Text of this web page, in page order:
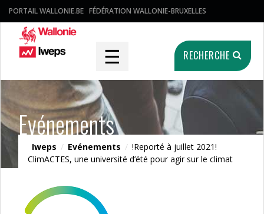
PORTAIL WALLONIE.BE FÉDÉRATION WALLONIE-BRUXELLES
☰ RECHERCHE
Evénements
Iweps / Evénements / !Reporté à juillet 2021!
ClimACTES, une université d’été pour agir sur le climat